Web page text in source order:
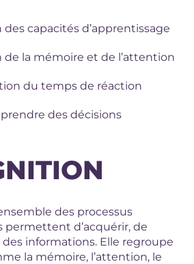
capacités d’apprentissage
la mémoire et de l’attention
du temps de réaction
des décisions
des processus
d’acquérir, de
des informations. Elle regroupe
la mémoire, l’attention, le